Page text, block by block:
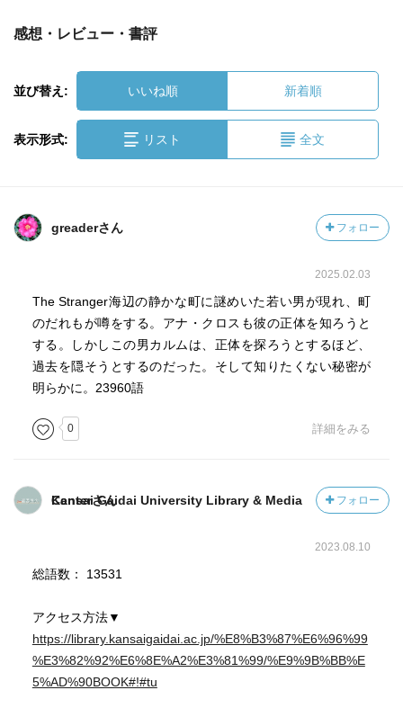
感想・レビュー・書評
並び替え: いいね順 新着順
表示形式: リスト 全文
greaderさん フォロー
2025.02.03
The Stranger海辺の静かな町に謎めいた若い男が現れ、町
のだれもが噂をする。アナ・クロスも彼の正体を知ろうと
する。しかしこの男カルムは、正体を探ろうとするほど、
過去を隠そうとするのだった。そして知りたくない秘密が
明らかに。23960語
0 詳細をみる
Kansai Gaidai University Library & Media Centerさん フォロー
2023.08.10
総語数： 13531
アクセス方法▼
https://library.kansaigaidai.ac.jp/%E8%B3%87%E6%96%99
%E3%82%92%E6%8E%A2%E3%81%99/%E9%9B%BB%E
5%AD%90BOOK#!#tu